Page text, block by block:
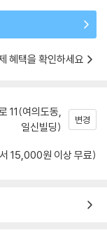
혜택을 확인하세요
11(여의도동,
일신빌딩)
변경
15,000원 이상 무료)